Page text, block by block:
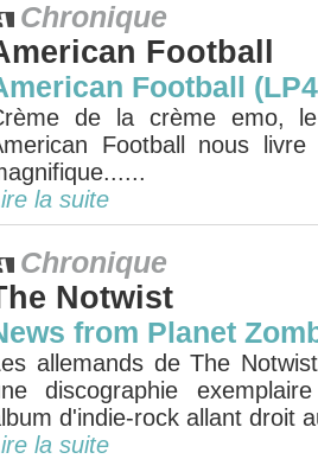
Chronique
Football
Football
de la crème emo,
Football nous
la suite
Chronique
Notwist
from Planet
allemands de The
discographie
d'indie-rock allant droit
la suite